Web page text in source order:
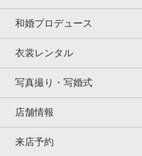
和婚プロデュース
衣裳レンタル
写真撮り・写婚式
店舗情報
来店予約